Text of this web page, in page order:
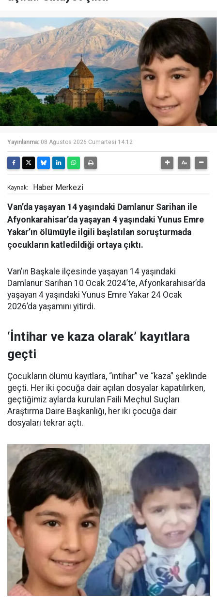
Yayınlanma: 08 Ağustos 2026 Cumartesi 14:12
Kaynak: Haber Merkezi
Van’da yaşayan 14 yaşındaki Damlanur Sarihan ile
Afyonkarahisar’da yaşayan 4 yaşındaki Yunus Emre
Yakar’ın ölümüyle ilgili başlatılan soruşturmada
çocukların katledildiği ortaya çıktı.
Van’ın Başkale ilçesinde yaşayan 14 yaşındaki
Damlanur Sarihan 10 Ocak 2024’te, Afyonkarahisar’da
yaşayan 4 yaşındaki Yunus Emre Yakar 24 Ocak
2026’da yaşamını yitirdi.
‘İntihar ve kaza olarak’ kayıtlara
geçti
Çocukların ölümü kayıtlara, “intihar” ve “kaza” şeklinde
geçti. Her iki çocuğa dair açılan dosyalar kapatılırken,
geçtiğimiz aylarda kurulan Faili Meçhul Suçları
Araştırma Daire Başkanlığı, her iki çocuğa dair
dosyaları tekrar açtı.